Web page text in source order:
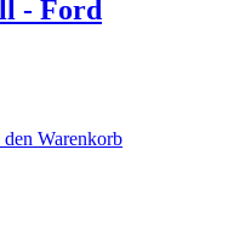
- Ford
den Warenkorb